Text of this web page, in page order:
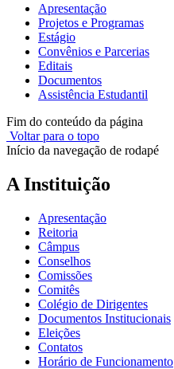
Apresentação
Projetos e Programas
Estágio
Convênios e Parcerias
Editais
Documentos
Assistência Estudantil
Fim do conteúdo da página
Voltar para o topo
Início da navegação de rodapé
A Instituição
Apresentação
Reitoria
Câmpus
Conselhos
Comissões
Comitês
Colégio de Dirigentes
Documentos Institucionais
Eleições
Contatos
Horário de Funcionamento